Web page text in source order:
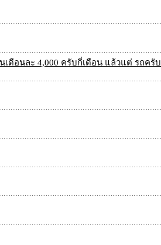
เดือนละ 4,000 ครับกี่เดือน แล้วแต่ รถครับ